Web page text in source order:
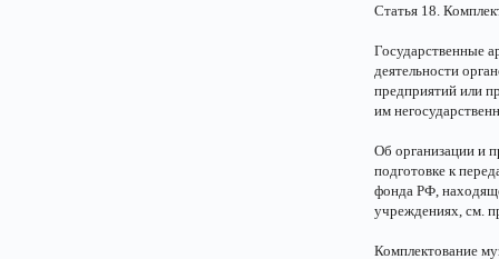
Статья 18.
Государственные
деятельности
предприятий или
им
Об организации и
подготовке к
фонда РФ,
учреждениях, см.
Комплектование